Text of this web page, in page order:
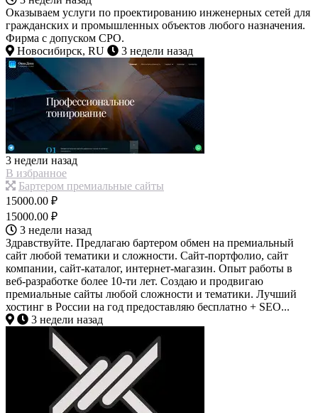
Оказываем услуги по проектированию инженерных сетей для
гражданских и промышленных объектов любого назначения.
Фирма с допуском СРО.
Новосибирск, RU
3 недели назад
3 недели назад
В избранное
Бартером премиальные сайты
15000.00 ₽
15000.00 ₽
3 недели назад
Здравствуйте. Предлагаю бартером обмен на премиальный
сайт любой тематики и сложности. Сайт-портфолио, сайт
компании, сайт-каталог, интернет-магазин. Опыт работы в
веб-разработке более 10-ти лет. Создаю и продвигаю
премиальные сайты любой сложности и тематики. Лучший
хостинг в России на год предоставляю бесплатно + SEO...
3 недели назад